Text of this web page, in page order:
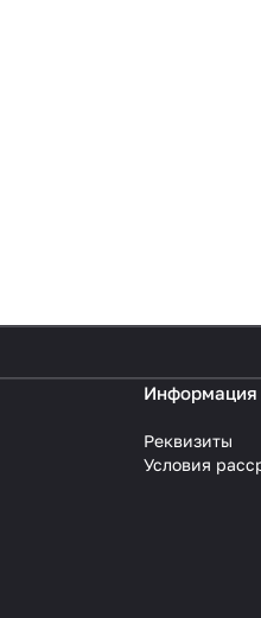
Информация
Реквизиты
Условия